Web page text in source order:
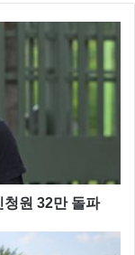
청원 32만 돌파